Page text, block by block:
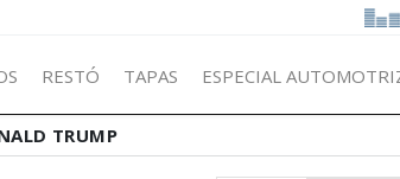
RESTÓ TAPAS ESPECIAL
TRUMP